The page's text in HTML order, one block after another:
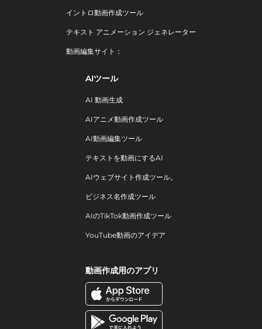
イントロ動画作成ツール
テキスト アニメーション ジェネレーター
動画編集サイト：
AIツール
AI 動画生成
AIアニメ動画作成ツール
AI動画編集ツール
テキストを動画にするAI
AIウェブサイト作成ツール。
ビジネス名作成ツール
AIのTikTok動画作成ツール
YouTube動画のアイデア
動画作成用のアプリ